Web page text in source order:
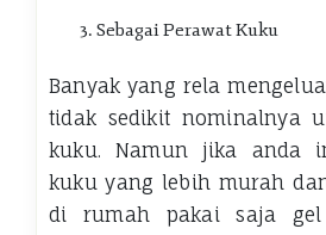
Sebagai Perawat Kuku
Banyak yang rela
tidak sedikit nominalnya
kuku. Namun jika anda
kuku yang lebih murah
di rumah pakai saja